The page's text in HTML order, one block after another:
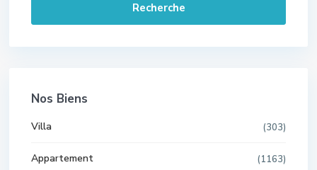
Recherche
Nos Biens
Villa (303)
Appartement (1163)